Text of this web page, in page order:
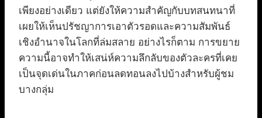
เพียงอย่างเดียว แต่ยังให้ความสำคัญกับบทสนทนาที่
เผยให้เห็นปรัชญาการเอาตัวรอดและความสัมพันธ์
เชิงอำนาจในโลกที่ล่มสลาย อย่างไรก็ตาม การขยาย
ความนี้อาจทำให้เสน่ห์ความลึกลับของตัวละครที่เคย
เป็นจุดเด่นในภาคก่อนลดทอนลงไปบ้างสำหรับผู้ชม
บางกลุ่ม